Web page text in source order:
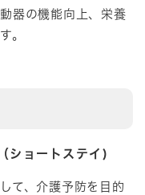
器の機能向上、栄養
。
ショートステイ)
て、介護予防を目的